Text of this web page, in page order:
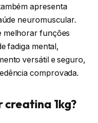
apresenta
neuromuscular.
melhorar funções
fadiga mental,
versátil e seguro,
comprovada.
1kg?